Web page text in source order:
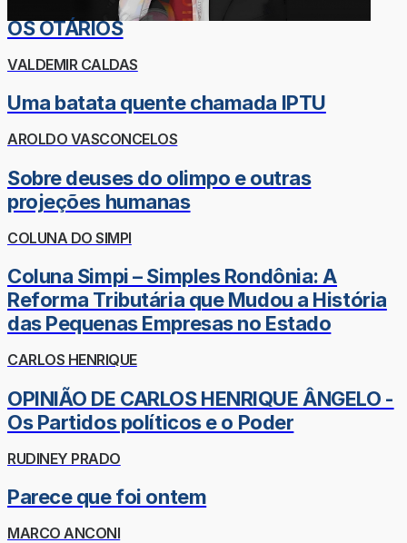
OS OTÁRIOS
VALDEMIR CALDAS
Uma batata quente chamada IPTU
AROLDO VASCONCELOS
Sobre deuses do olimpo e outras
projeções humanas
COLUNA DO SIMPI
Coluna Simpi – Simples Rondônia: A
Reforma Tributária que Mudou a História
das Pequenas Empresas no Estado
CARLOS HENRIQUE
OPINIÃO DE CARLOS HENRIQUE ÂNGELO -
Os Partidos políticos e o Poder
RUDINEY PRADO
Parece que foi ontem
MARCO ANCONI